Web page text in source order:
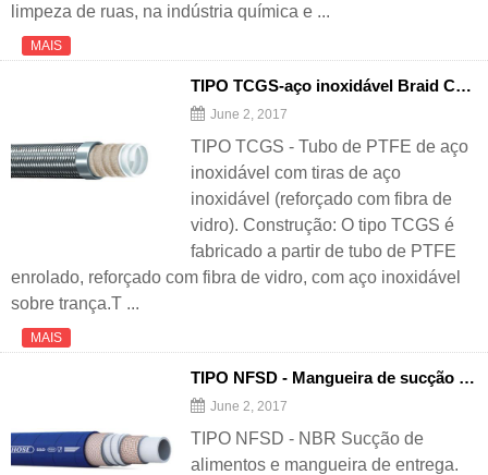
limpeza de ruas, na indústria química e ...
MAIS
TIPO TCGS-aço inoxidável Braid Cover Tubo de PTFE complicado (reforçado com fibra de vidro)
June 2, 2017
TIPO TCGS - Tubo de PTFE de aço
inoxidável com tiras de aço
inoxidável (reforçado com fibra de
vidro). Construção: O tipo TCGS é
fabricado a partir de tubo de PTFE
enrolado, reforçado com fibra de vidro, com aço inoxidável
sobre trança.T ...
MAIS
TIPO NFSD - Mangueira de sucção e entrega de alimentos NBR
June 2, 2017
TIPO NFSD - NBR Sucção de
alimentos e mangueira de entrega.